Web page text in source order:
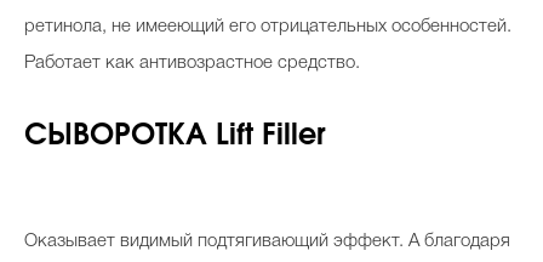
ретинола, не имееющий его отрицательных особенностей.
Работает как антивозрастное средство.
СЫВОРОТКА Lift Filler
Оказывает видимый подтягивающий эффект. А благодаря